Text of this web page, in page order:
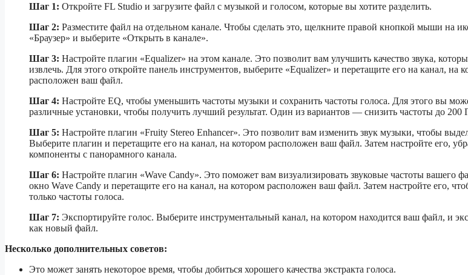
Шаг 1: Откройте FL Studio и загрузите файл с музыкой и голосом, которые вы хотите разделить.
Шаг 2: Разместите файл на отдельном канале. Чтобы сделать это, щелкните правой кнопкой мыши на
«Браузер» и выберите «Открыть в канале».
Шаг 3: Настройте плагин «Equalizer» на этом канале. Это позволит вам улучшить качество звука,
извлечь. Для этого откройте панель инструментов, выберите «Equalizer» и перетащите его на канал, на
расположен ваш файл.
Шаг 4: Настройте EQ, чтобы уменьшить частоты музыки и сохранить частоты голоса. Для этого вы
различные установки, чтобы получить лучший результат. Один из вариантов — снизить частоты до
Шаг 5: Настройте плагин «Fruity Stereo Enhancer». Это позволит вам изменить звук музыки, чтобы
Выберите плагин и перетащите его на канал, на котором расположен ваш файл. Затем настройте его,
компоненты с панорамного канала.
Шаг 6: Настройте плагин «Wave Candy». Это поможет вам визуализировать звуковые частоты вашего
окно Wave Candy и перетащите его на канал, на котором расположен ваш файл. Затем настройте его,
только частоты голоса.
Шаг 7: Экспортируйте голос. Выберите инструментальный канал, на котором находится ваш файл, и
как новый файл.
Несколько дополнительных советов:
Это может занять некоторое время, чтобы добиться хорошего качества экстракта голоса.